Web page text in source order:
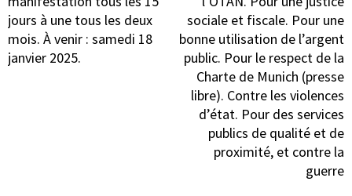
jours à une tous les deux
mois. À venir : samedi 18
janvier 2025.
sociale et fiscale. Pour une
bonne utilisation de l’argent
public. Pour le respect de la
Charte de Munich (presse
libre). Contre les violences
d’état. Pour des services
publics de qualité et de
proximité, et contre la
guerre